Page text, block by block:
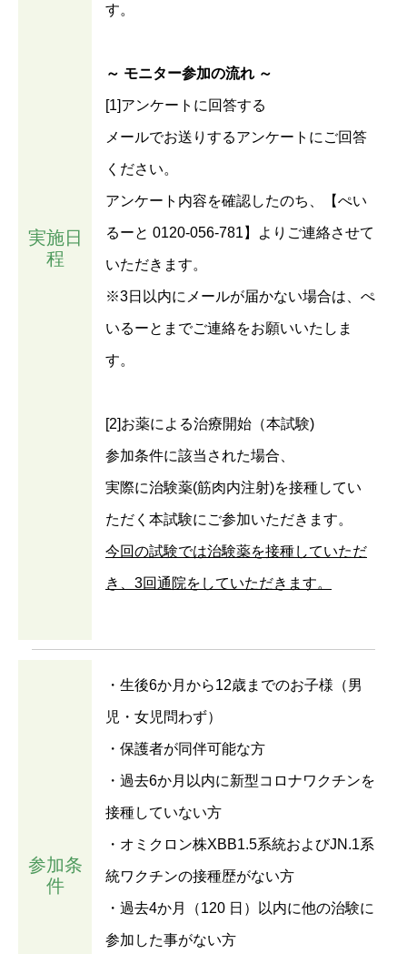
実施日
程
す。
～ モニター参加の流れ ～
[1]アンケートに回答する
メールでお送りするアンケートにご回答
ください。
アンケート内容を確認したのち、【ぺい
るーと 0120-056-781】よりご連絡させて
いただきます。
※3日以内にメールが届かない場合は、ぺ
いるーとまでご連絡をお願いいたしま
す。
[2]お薬による治療開始（本試験)
参加条件に該当された場合、
実際に治験薬(筋肉内注射)を接種してい
ただく本試験にご参加いただきます。
今回の試験では治験薬を接種していただ
き、3回通院をしていただきます。
参加条
件
・生後6か月から12歳までのお子様（男
児・女児問わず）
・保護者が同伴可能な方
・過去6か月以内に新型コロナワクチンを
接種していない方
・オミクロン株XBB1.5系統およびJN.1系
統ワクチンの接種歴がない方
・過去4か月（120 日）以内に他の治験に
参加した事がない方